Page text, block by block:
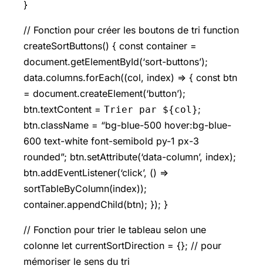
}
// Fonction pour créer les boutons de tri function
createSortButtons() { const container =
document.getElementById(‘sort-buttons’);
data.columns.forEach((col, index) => { const btn
= document.createElement(‘button’);
btn.textContent = Trier par ${col};
btn.className = “bg-blue-500 hover:bg-blue-
600 text-white font-semibold py-1 px-3
rounded”; btn.setAttribute(‘data-column’, index);
btn.addEventListener(‘click’, () =>
sortTableByColumn(index));
container.appendChild(btn); }); }
// Fonction pour trier le tableau selon une
colonne let currentSortDirection = {}; // pour
mémoriser le sens du tri